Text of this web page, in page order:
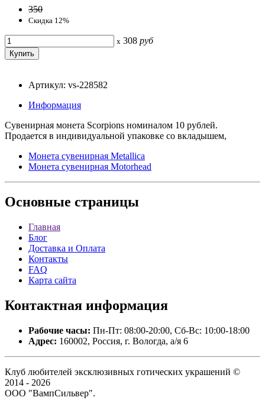
350
Скидка 12%
x 308 руб
Артикул: vs-228582
Информация
Сувенирная монета Scorpions номиналом 10 рублей.
Продается в индивидуальной упаковке со вкладышем,
Монета сувенирная Metallica
Монета сувенирная Motorhead
Основные страницы
Главная
Блог
Доставка и Оплата
Контакты
FAQ
Карта сайта
Контактная информация
Рабочие часы: Пн-Пт: 08:00-20:00, Сб-Вс: 10:00-18:00
Адрес: 160002, Россия, г. Вологда, а/я 6
Клуб любителей эксклюзивных готических украшений ©
2014 - 2026
ООО "ВампСильвер".